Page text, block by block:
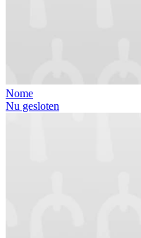
Nome
Nu gesloten